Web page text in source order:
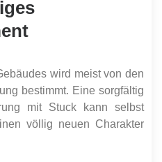
wird meist von den
bestimmt. Eine sorgfältig
mit Stuck kann selbst
völlig neuen Charakter